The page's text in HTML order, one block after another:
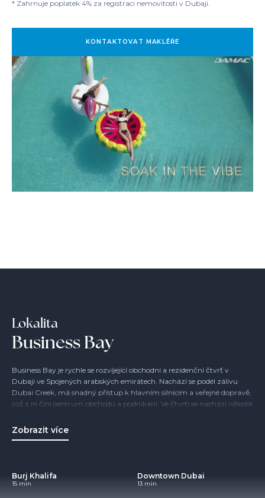
* Zahrnuje poplatek 4% za registraci nemovitosti v Dubaji.
KONTAKTOVAT MAKLÉŘE
Lokalita
Business Bay
Business Bay je rychle se rozvíjející obchodní a rezidenční čtvrť v
Dubaji ve Spojených arabských emirátech. Nachází se podél zálivu
Dubai Creek, má snadný přístup k hlavním silnicím a veřejné dopravě,
což z ní činí centrum obchodu a podnikání. Ve čtvrti se nachází několik
komerčních a obytných nemovitostí.
Zobrazit více
Burj Khalifa
15 min
Downtown Dubai
13 min